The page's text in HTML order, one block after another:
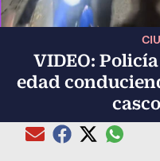
VIDEO:
edad
Compartir el artículo
Compartir el
Compartir el